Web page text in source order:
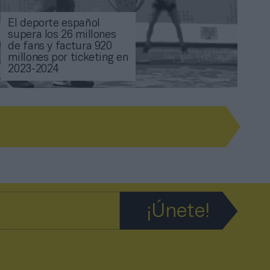
El deporte español
supera los 26 millones
de fans y factura 920
millones por ticketing en
2023-2024